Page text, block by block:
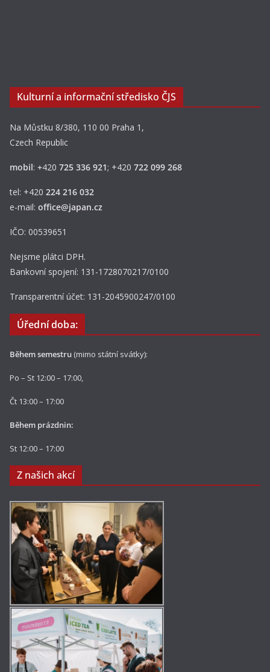
Kulturní a informační středisko ČJS
Na Můstku 8/380, 110 00 Praha 1,
Czech Republic
mobil: +420 725 336 921; +420 722 099 268
tel: +420 224 216 032
e-mail: office@japan.cz
IČO: 00539651
Nejsme plátci DPH.
Bankovní spojení: 131-1728070217/0100
Transparentní účet: 131-2045900247/0100
Úřední doba:
Během semestru (mimo státní svátky):
Po – St 12:00 – 17:00,
Čt 13:00 – 17:00
Během prázdnin:
St 12:00 – 17:00
Z našich akcí